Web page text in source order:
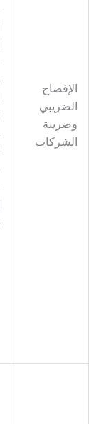
الإفصاح
الضريبي
وضريبة
الشركات